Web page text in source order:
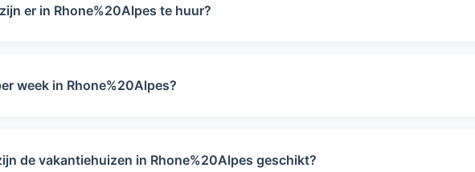
er in Rhone%20Alpes te huur?
week in Rhone%20Alpes?
de vakantiehuizen in Rhone%20Alpes geschikt?